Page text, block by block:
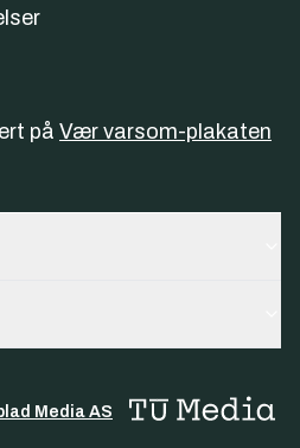
på Vær varsom-plakaten
Media AS